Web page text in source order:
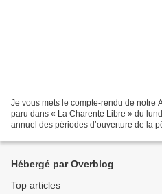
Je vous mets le compte-rendu de notre
paru dans « La Charente Libre » du
annuel des périodes d’ouverture de la
Hébergé par Overblog
Top articles